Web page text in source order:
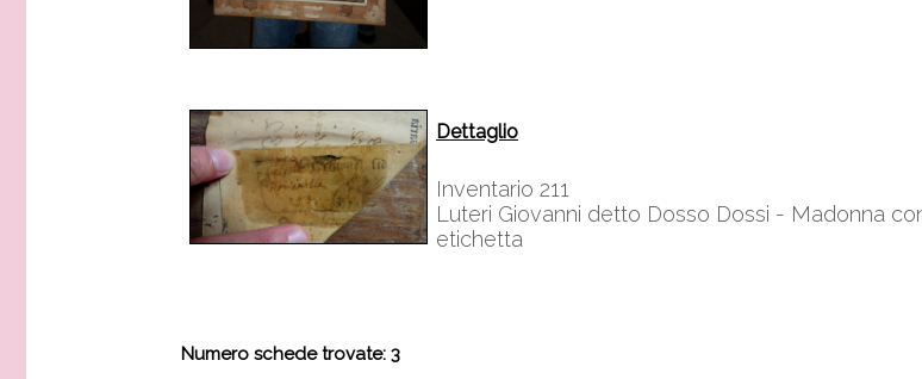
Dettaglio
Inventario 211
Luteri Giovanni detto Dosso Dossi - Madonna
etichetta
Numero schede trovate: 3